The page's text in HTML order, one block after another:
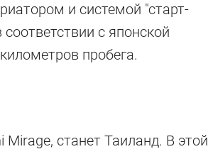
и системой "старт-
с японской
пробега.
станет Таиланд. В этой